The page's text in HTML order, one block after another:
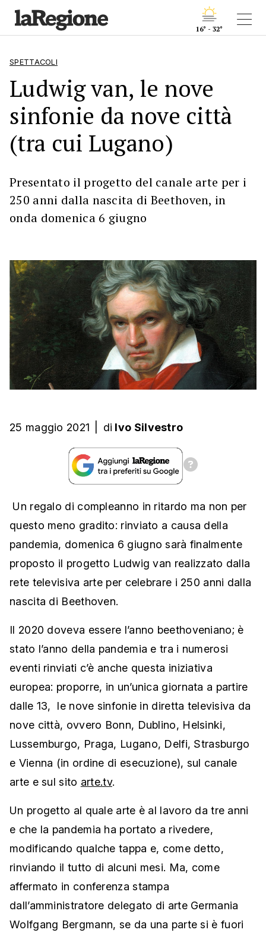
16° - 32°
SPETTACOLI
Ludwig van, le nove
sinfonie da nove città
(tra cui Lugano)
Presentato il progetto del canale arte per i
250 anni dalla nascita di Beethoven, in
onda domenica 6 giugno
25 maggio 2021 di Ivo Silvestro
Un regalo di compleanno in ritardo ma non per
questo meno gradito: rinviato a causa della
pandemia, domenica 6 giugno sarà finalmente
proposto il progetto Ludwig van realizzato dalla
rete televisiva arte per celebrare i 250 anni dalla
nascita di Beethoven.
Il 2020 doveva essere l’anno beethoveniano; è
stato l’anno della pandemia e tra i numerosi
eventi rinviati c’è anche questa iniziativa
europea: proporre, in un’unica giornata a partire
dalle 13, le nove sinfonie in diretta televisiva da
nove città, ovvero Bonn, Dublino, Helsinki,
Lussemburgo, Praga, Lugano, Delfi, Strasburgo
e Vienna (in ordine di esecuzione), sul canale
arte e sul sito arte.tv.
Un progetto al quale arte è al lavoro da tre anni
e che la pandemia ha portato a rivedere,
modificando qualche tappa e, come detto,
rinviando il tutto di alcuni mesi. Ma, come
affermato in conferenza stampa
dall’amministratore delegato di arte Germania
Wolfgang Bergmann, se da una parte si è fuori